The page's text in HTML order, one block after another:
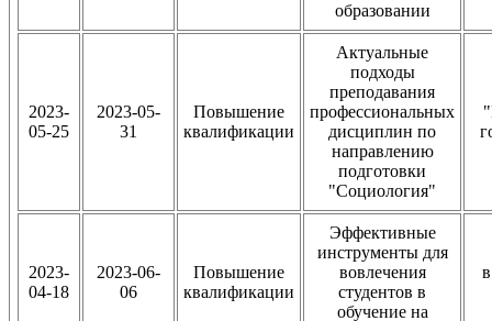
образовании
2023-
05-25
2023-05-
31
Повышение
квалификации
Актуальные
подходы
преподавания
профессиональных
дисциплин по
направлению
подготовки
"Социология"
2023-
04-18
2023-06-
06
Повышение
квалификации
Эффективные
инструменты для
вовлечения
студентов в
обучение на